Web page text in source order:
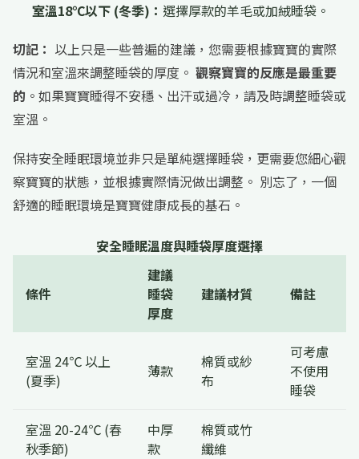
室溫18℃以下 (冬季)： 選擇厚款的羊毛或加絨睡袋。
切記： 以上只是一些普遍的建議，您需要根據寶寶的實際
情況和室溫來調整睡袋的厚度。 觀察寶寶的反應是最重要
的 。如果寶寶睡得不安穩、出汗或過冷，請及時調整睡袋或
室溫。
保持安全睡眠環境並非只是單純選擇睡袋，更需要您細心觀
察寶寶的狀態，並根據實際情況做出調整。 別忘了，一個
舒適的睡眠環境是寶寶健康成長的基石。
安全睡眠溫度與睡袋厚度選擇
條件
建議
睡袋
厚度
建議材質 備註
室溫 24℃ 以上
(夏季)
薄款
棉質或紗
布
可考慮
不使用
睡袋
室溫 20-24℃ (春
秋季節)
中厚
款
棉質或竹
纖維